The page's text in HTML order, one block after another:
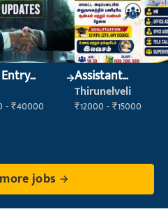
- ₹40000
Assistant
Manager
Thirunelveli
₹12000 - ₹15000
jobs